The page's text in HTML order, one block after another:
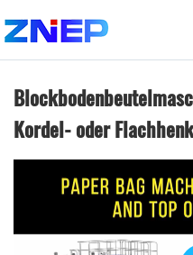
Kordel- oder